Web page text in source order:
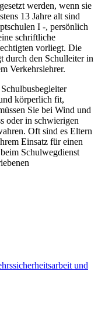
werden, wenn sie
13 Jahre alt sind
I ‑, persönlich
schriftliche
vorliegt. Die
durch den Schulleiter in
Verkehrslehrer.
körperlich fit,
Sie bei Wind und
oder in schwierigen
Oft sind es Eltern
Einsatz für einen
Schulwegdienst
und